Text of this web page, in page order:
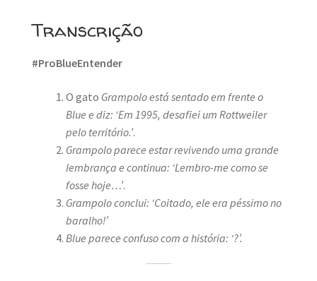
Transcrição
#ProBlueEntender
O gato Grampolo está sentado em frente o
Blue e diz: ‘Em 1995, desafiei um Rottweiler
pelo território.’.
Grampolo parece estar revivendo uma grande
lembrança e continua: ‘Lembro-me como se
fosse hoje…’.
Grampolo conclui: ‘Coitado, ele era péssimo no
baralho!’
Blue parece confuso com a história: ‘?’.